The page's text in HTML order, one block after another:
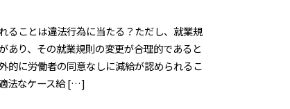
ることは違法行為に当たる？ただし、就業規
あり、その就業規則の変更が合理的であると
的に労働者の同意なしに減給が認められるこ
法なケース給 […]